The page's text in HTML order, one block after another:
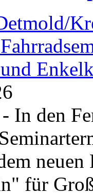
In den
neuen
für